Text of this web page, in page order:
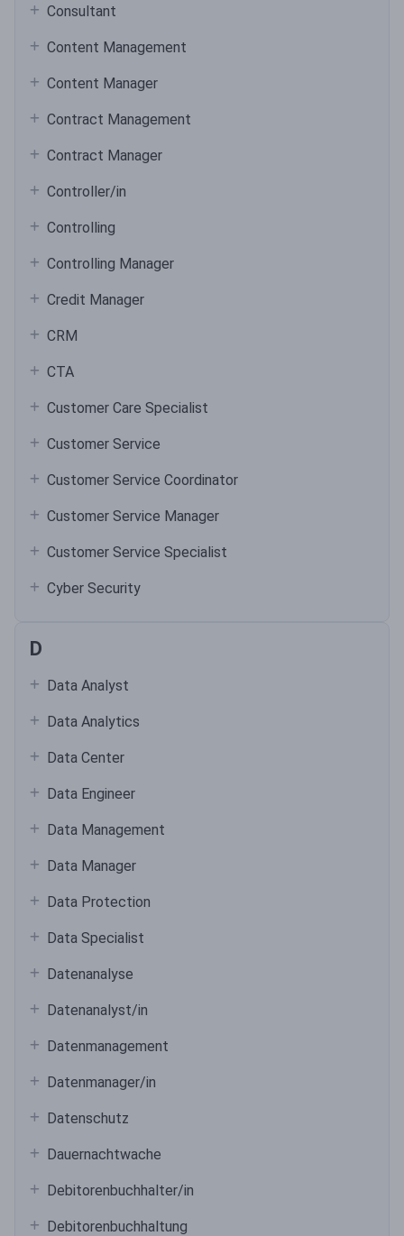
Consultant
Content Management
Content Manager
Contract Management
Contract Manager
Controller/in
Controlling
Controlling Manager
Credit Manager
CRM
CTA
Customer Care Specialist
Customer Service
Customer Service Coordinator
Customer Service Manager
Customer Service Specialist
Cyber Security
D
Data Analyst
Data Analytics
Data Center
Data Engineer
Data Management
Data Manager
Data Protection
Data Specialist
Datenanalyse
Datenanalyst/in
Datenmanagement
Datenmanager/in
Datenschutz
Dauernachtwache
Debitorenbuchhalter/in
Debitorenbuchhaltung